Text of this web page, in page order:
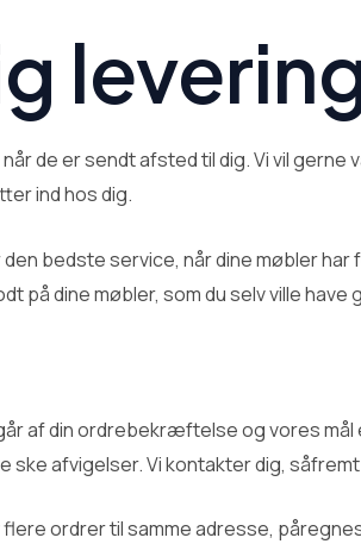
de er sendt afsted til dig. Vi vil
ind hos dig.
bedste service, når dine møbler
på dine møbler, som du selv ville have
af din ordrebekræftelse og vores mål
afvigelser. Vi kontakter dig,
ordrer til samme adresse,